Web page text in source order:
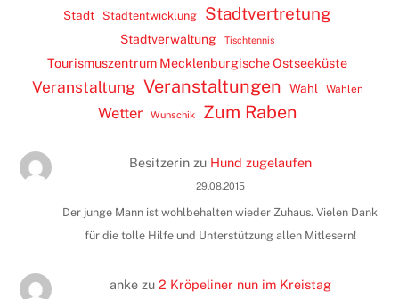
Stadt Stadtentwicklung Stadtvertretung
Stadtverwaltung Tischtennis
Tourismuszentrum Mecklenburgische Ostseeküste
Veranstaltung Veranstaltungen Wahl Wahlen
Wetter Wunschik Zum Raben
Besitzerinzu Hund zugelaufen
29.08.2015
Der junge Mann ist wohlbehalten wieder Zuhaus. Vielen Dank
für die tolle Hilfe und Unterstützung allen Mitlesern!
ankezu 2 Kröpeliner nun im Kreistag